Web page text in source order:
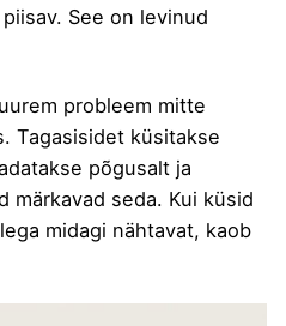
See on levinud
probleem mitte
Tagasisidet küsitakse
põgusalt ja
märkavad seda. Kui küsid
midagi nähtavat, kaob